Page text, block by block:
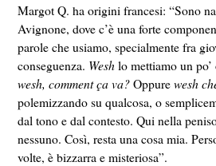
Margot Q. ha origini francesi: “Sono
Avignone, dove c’è una forte
parole che usiamo, specialmente fra
conseguenza. Weshlo mettiamo un
wesh, comment ça va?Oppurewesh
polemizzando su qualcosa, o
dal tono e dal contesto. Qui nella
nessuno. Così, resta una cosa mia.
volte, è bizzarra e misteriosa”.